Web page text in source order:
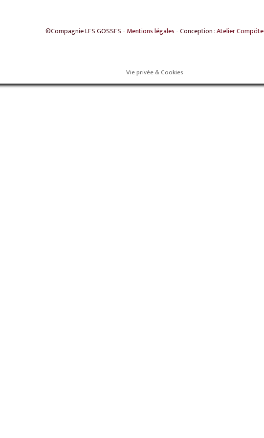
©Compagnie LES GOSSES - Mentions légales - Conception :Atelier Compöte
Vie privée & Cookies